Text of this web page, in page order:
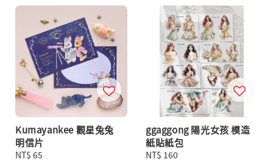
Kumayankee 觀星兔兔
明信片
Regular
NT$ 65
ggaggong 陽光女孩 模造
紙貼紙包
Regular
NT$ 160